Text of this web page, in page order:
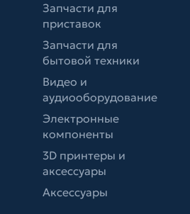
Запчасти для
приставок
Запчасти для
бытовой техники
Видео и
аудиооборудование
Электронные
компоненты
3D принтеры и
аксессуары
Аксессуары